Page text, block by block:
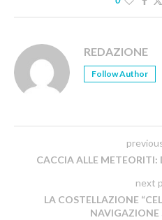
REDAZIONE
Follow Author
CACCIA ALLE
next
LA COSTELLAZIONE
NAVIGAZIONE